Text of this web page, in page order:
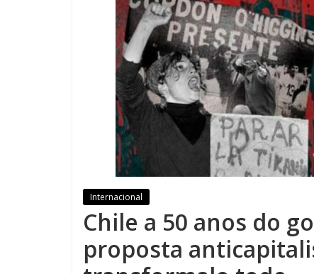
Internacional
Chile a 50 anos do
proposta